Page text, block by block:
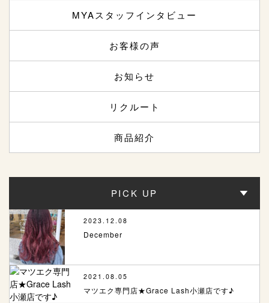
MYAスタッフインタビュー
お客様の声
お知らせ
リクルート
商品紹介
PICK UP
2023.12.08
December
2021.08.05
マツエク専門店★Grace Lash小瀬店です♪